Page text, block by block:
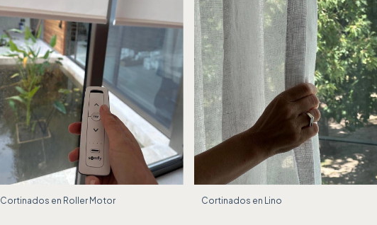
Cortinados en Roller Motor Cortinados en Lino